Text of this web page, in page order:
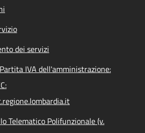
dei servizi
IVA dell'amministrazione:
Telematico Polifunzionale (v.